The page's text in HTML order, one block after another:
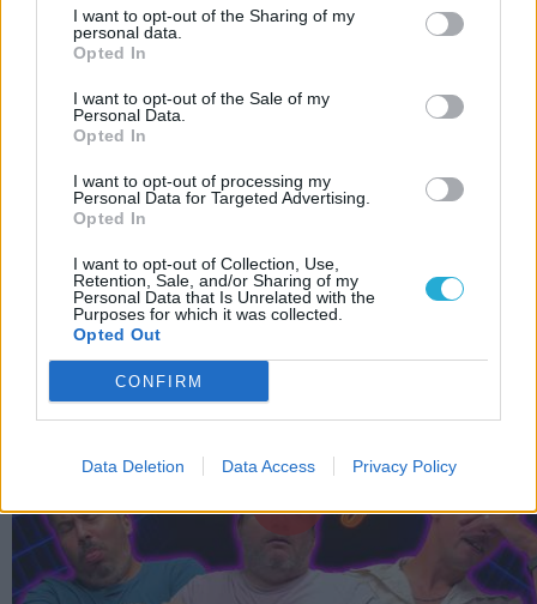
I want to opt-out of the Sharing of my
personal data.
Opted In
I want to opt-out of the Sale of my
Personal Data.
Opted In
I want to opt-out of processing my
Personal Data for Targeted Advertising.
Opted In
I want to opt-out of Collection, Use,
Retention, Sale, and/or Sharing of my
Personal Data that Is Unrelated with the
Purposes for which it was collected.
Opted Out
CONFIRM
Data Deletion Data Access Privacy Policy
Videóban meséljük el, miért várós a The
Blood of Dawnwalker
Gépigény tekintetében azért nem
szerénykedik a The Blood of Dawnwalker
Dawnwalkerben, csak épp nem érdemes
LEGFRISSEBB VIDEÓNK